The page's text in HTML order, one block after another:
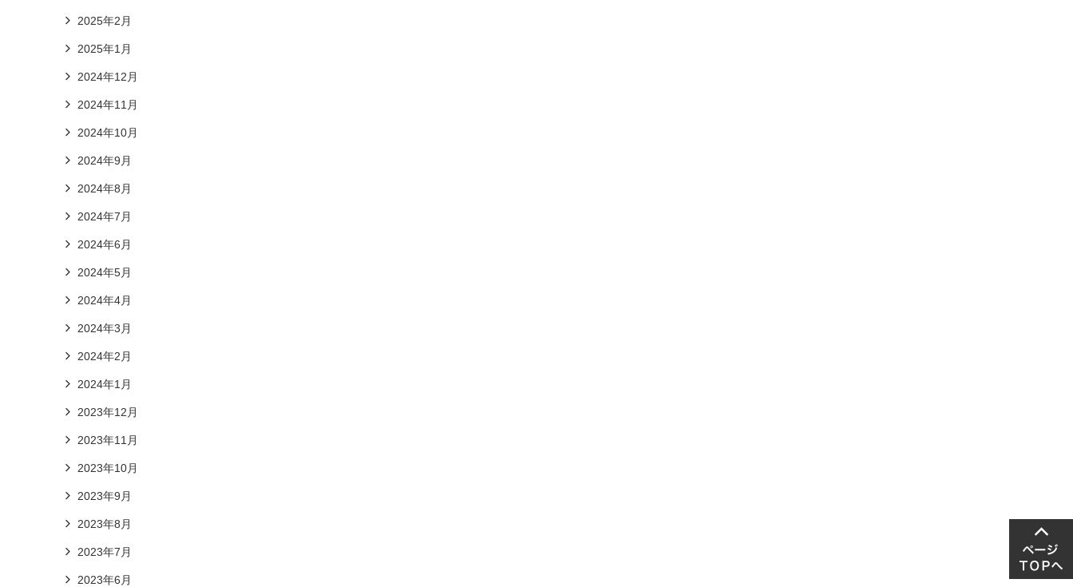
2025年2月
2025年1月
2024年12月
2024年11月
2024年10月
2024年9月
2024年8月
2024年7月
2024年6月
2024年5月
2024年4月
2024年3月
2024年2月
2024年1月
2023年12月
2023年11月
2023年10月
2023年9月
2023年8月
2023年7月
2023年6月